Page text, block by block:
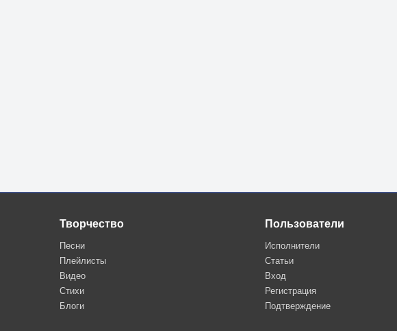
Творчество
Песни
Плейлисты
Видео
Стихи
Блоги
Пользователи
Исполнители
Статьи
Вход
Регистрация
Подтверждение